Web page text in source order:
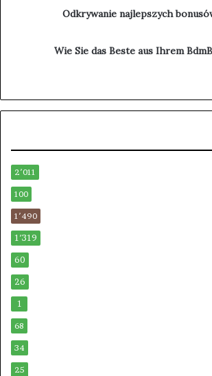
Odkrywanie najlepszych
Wie Sie das Beste aus Ihrem
2٬011
100
1٬490
1٬319
60
26
1
68
34
25